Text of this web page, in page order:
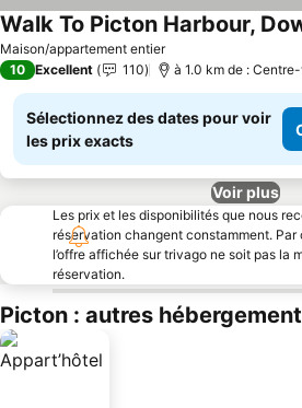
Maison/appartement entier
Consulter les prix
10 Excellent 110 à 1.0 km de :
Sélectionnez des dates pour voir
les prix exacts
Voir plus
Les prix et les disponibilités que nous
réservation changent constamment.
l’offre affichée sur trivago ne soit pas la
réservation.
Picton : autres